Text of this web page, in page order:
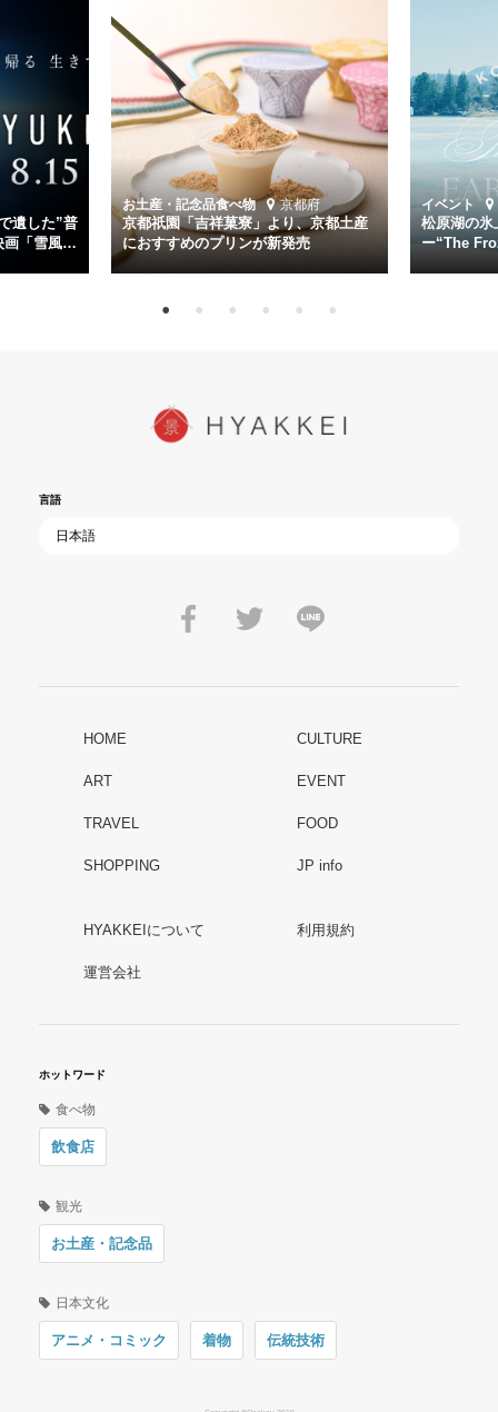
主演は「雪風」の艦長・寺澤一利を演じる竹野内豊。先任伍長・早瀬
幸平を玉木宏が演じるほか、奥平大兼、田中麗奈、石丸幹二、益岡徹
など実力派俳優が共演。そして戦艦大和と運命を共にした帝国海軍・
第二艦隊司令長官、伊藤整一を中井貴一が圧倒的な存在感で演じ切
る。
時代が再び、分断と暴力に揺れる現代。本作は「同じ過ちを繰り返す
道を歩んではいないか」と、彼らが命をかけて守りたいと願っ
た”今”を生きる私達に問いかける。戦後80年、戦争の記憶が薄れゆく
今だからこそ、尊い平和の価値を未来に繋ぐ作品『雪風 YUKIKAZE』
を多くの方にご覧いただきたい。
遺した”普
画「雪風
お土産・記念品食べ物 京都府
京都祇園「吉祥菓寮」より、京都土産
におすすめのプリンが新発売
イベント
松原湖の氷
ー“The
言語
HOME CULTURE
ART EVENT
TRAVEL FOOD
SHOPPING JP info
HYAKKEIについて 利用規約
運営会社
ホットワード
食べ物
飲食店
観光
お土産・記念品
日本文化
アニメ・コミック 着物 伝統技術